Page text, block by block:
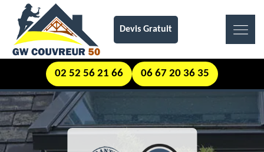
Devis Gratuit
02 52 56 21 66 06 67 20 36 35